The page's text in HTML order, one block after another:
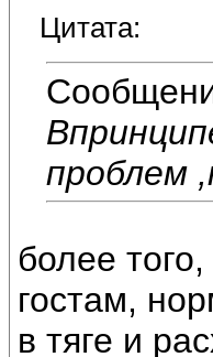
Цитата:
проблем
более
гостам,
в тяге и